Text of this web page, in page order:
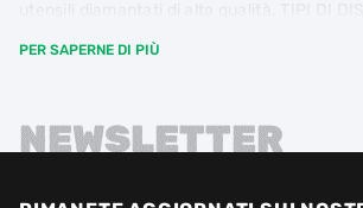
degli utensili abrasivi, esistono diversi tipi
smerigliatrici angolari, comunemente
acqua, universali e quelli che lavorano "a
PER SAPERNE DI PIÙ
NEWSLETTER